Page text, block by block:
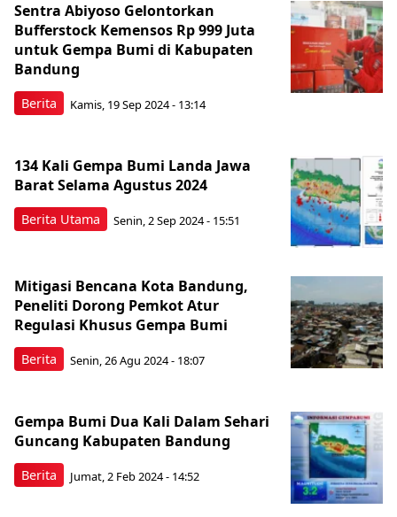
Berita
Sentra Abiyoso Gelontorkan
Bufferstock Kemensos Rp 999 Juta
untuk Gempa Bumi di Kabupaten
Bandung
Kamis, 19 Sep 2024 - 13:14
Berita Utama
134 Kali Gempa Bumi Landa Jawa
Barat Selama Agustus 2024
Senin, 2 Sep 2024 - 15:51
Berita
Mitigasi Bencana Kota Bandung,
Peneliti Dorong Pemkot Atur
Regulasi Khusus Gempa Bumi
Senin, 26 Agu 2024 - 18:07
Berita
Gempa Bumi Dua Kali Dalam Sehari
Guncang Kabupaten Bandung
Jumat, 2 Feb 2024 - 14:52